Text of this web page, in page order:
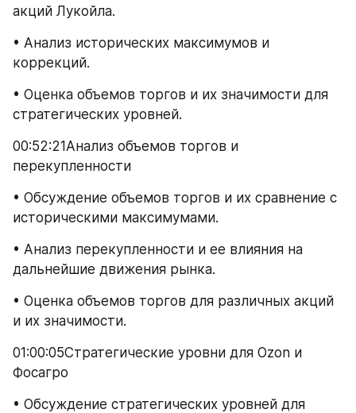
акций Лукойла.
• Анализ исторических максимумов и
коррекций.
• Оценка объемов торгов и их значимости для
стратегических уровней.
00:52:21Анализ объемов торгов и
перекупленности
• Обсуждение объемов торгов и их сравнение с
историческими максимумами.
• Анализ перекупленности и ее влияния на
дальнейшие движения рынка.
• Оценка объемов торгов для различных акций
и их значимости.
01:00:05Стратегические уровни для Ozon и
Фосагро
• Обсуждение стратегических уровней для